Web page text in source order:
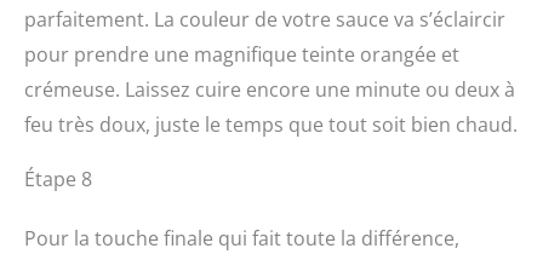
parfaitement. La couleur de votre sauce va s’éclaircir
pour prendre une magnifique teinte orangée et
crémeuse. Laissez cuire encore une minute ou deux à
feu très doux, juste le temps que tout soit bien chaud.
Étape 8
Pour la touche finale qui fait toute la différence,